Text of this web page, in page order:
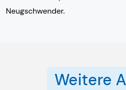
Neugschwender.
Weitere